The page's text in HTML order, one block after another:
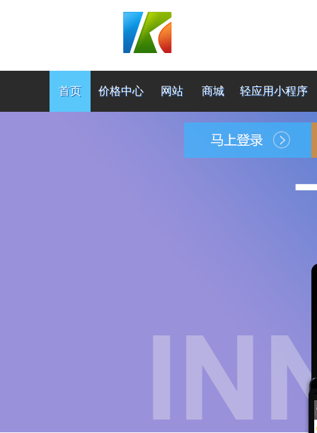
首页 价格中心 网站 商城 轻应用小程序